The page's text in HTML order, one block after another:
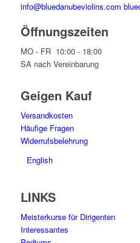
info@bluedanubeviolins.com
Öffnungszeiten
MO - FR 10:00 - 18:00
SA nach Vereinbarung
Geigen Kauf
Versandkosten
Häufige Fragen
Widerrufsbelehrung
English
LINKS
Meisterkurse für Dirigenten
Interessantes